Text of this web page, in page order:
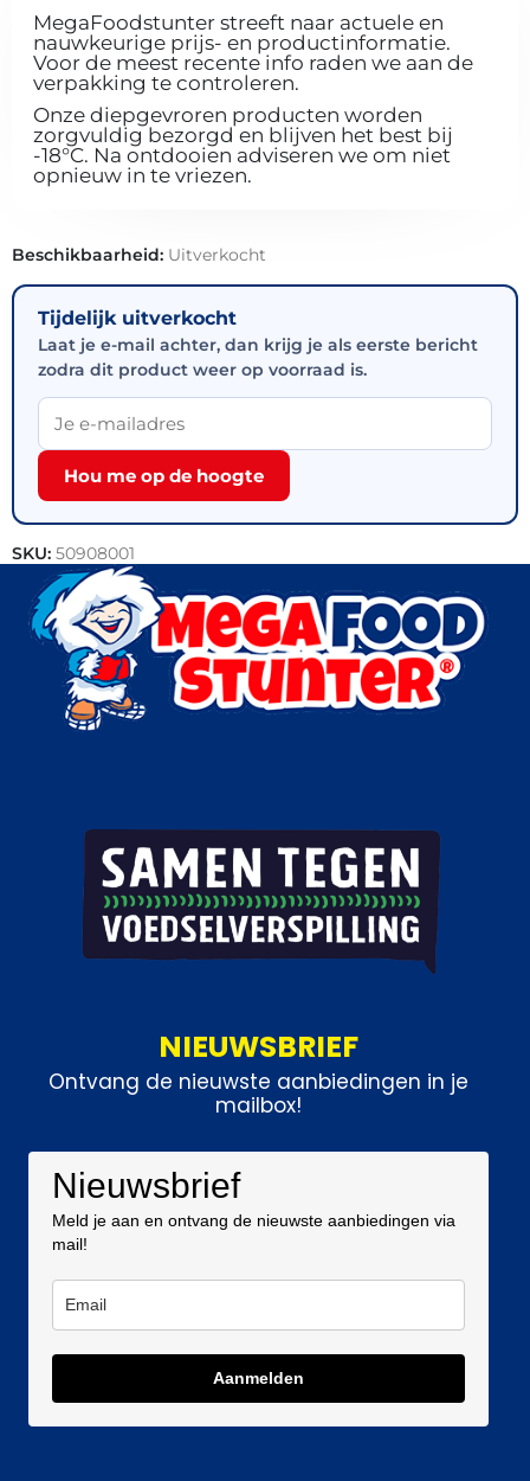
MegaFoodstunter streeft naar actuele en
nauwkeurige prijs- en productinformatie.
Voor de meest recente info raden we aan de
verpakking te controleren.
Onze diepgevroren producten worden
zorgvuldig bezorgd en blijven het best bij
-18°C. Na ontdooien adviseren we om niet
opnieuw in te vriezen.
Beschikbaarheid: Uitverkocht
Tijdelijk uitverkocht
Laat je e-mail achter, dan krijg je als eerste bericht
zodra dit product weer op voorraad is.
Hou me op de hoogte
SKU: 50908001
Categorieën:Kip
NIEUWSBRIEF
Ontvang de nieuwste aanbiedingen in je
mailbox!
Nieuwsbrief
Meld je aan en ontvang de nieuwste aanbiedingen via
mail!
Aanmelden